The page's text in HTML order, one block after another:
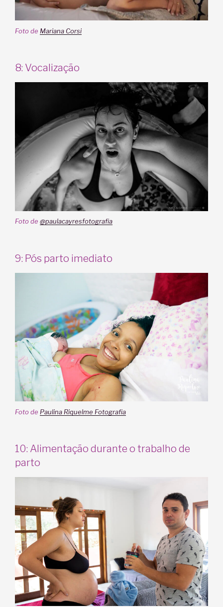
Foto de Mariana Corsi
8: Vocalização
Foto de @paulacayresfotografia
9: Pós parto imediato
Foto de Paulina Riquelme Fotografia
10: Alimentação durante o trabalho de
parto